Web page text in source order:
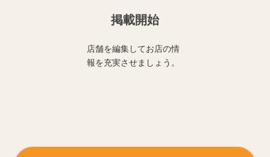
掲載開始
店舗を編集してお店の情
報を充実させましょう。